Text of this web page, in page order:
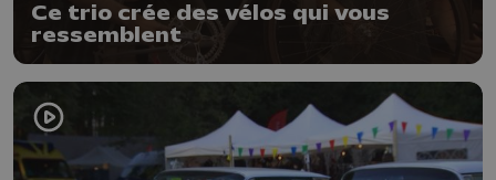
Ce trio crée des vélos qui vous
ressemblent